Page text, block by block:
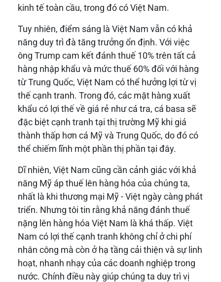
kinh tế toàn cầu, trong đó có Việt Nam.
Tuy nhiên, điểm sáng là Việt Nam vẫn có khả
năng duy trì đà tăng trưởng ổn định. Với việc
ông Trump cam kết đánh thuế 10% trên tất cả
hàng nhập khẩu và mức thuế 60% đối với hàng
từ Trung Quốc, Việt Nam có thể hưởng lợi từ vị
thế cạnh tranh. Trong đó, các mặt hàng xuất
khẩu có lợi thế về giá rẻ như cá tra, cá basa sẽ
đặc biệt cạnh tranh tại thị trường Mỹ khi giá
thành thấp hơn cá Mỹ và Trung Quốc, do đó có
thể chiếm lĩnh một phần thị phần tại đây.
Dĩ nhiên, Việt Nam cũng cần cảnh giác với khả
năng Mỹ áp thuế lên hàng hóa của chúng ta,
nhất là khi thương mại Mỹ - Việt ngày càng phát
triển. Nhưng tôi tin rằng khả năng đánh thuế
nặng lên hàng hóa Việt Nam là khá thấp. Việt
Nam có lợi thế cạnh tranh không chỉ ở chi phí
nhân công mà còn ở hạ tầng cải thiện và sự linh
hoạt, nhanh nhạy của các doanh nghiệp trong
nước. Chính điều này giúp chúng ta duy trì vị